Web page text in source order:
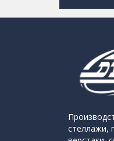
стеллажи,